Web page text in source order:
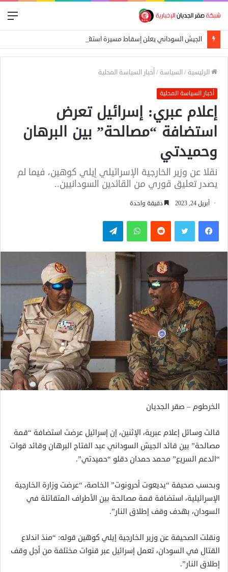
الرئيسية /السياسة /أخبار السياسة المحلية
أخبار السياسة المحلية
إعلام عبري: إسرائيل تعرض
استضافة “مصالحة” بين البرهان
وحميدتي
نقلا عن وزير الخارجية الإسرائيلي إيلي كوهين، فيما لم
يصدر تعليق قوري من القائدين السودانيين..
أبريل 24, 2023 دقيقة واحدة
فيسبوكتويتر واتساب تيلقرام
الخرطوم – صقر الجديان
قالت وسائل إعلام عبرية، الإثنين، إن إسرائيل عرضت استضافة “قمة
مصالحة” بين قائد الجيش السوداني عبد الفتاح البرهان وقائد قوات
“الدعم السريع” محمد حمدان دقلو “حميدتي”.
وبحسب صحيفة “يديعوت أحرونوت” الخاصة، “عرضت وزارة الخارجية
الإسرائيلية، استضافة قمة مصالحة بين الأطراف المتقاتلة في
السودان، بهدف وقف إطلاق النار”.
ونقلت الصحيفة عن وزير الخارجية إيلي كوهين قوله: “منذ اندلاع
القتال في السودان، تعمل إسرائيل عبر قنوات مختلفة من أجل وقف
إطلاق النار”.